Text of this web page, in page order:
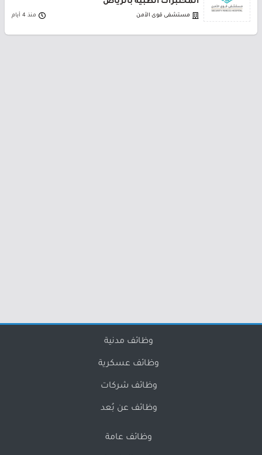
المختبرات الطبية بالرياض
مستشفى قوى الأمن منذ 4 أيام
وظائف مدنية
وظائف عسكرية
وظائف شركات
وظائف عن بُعد
وظائف عامة